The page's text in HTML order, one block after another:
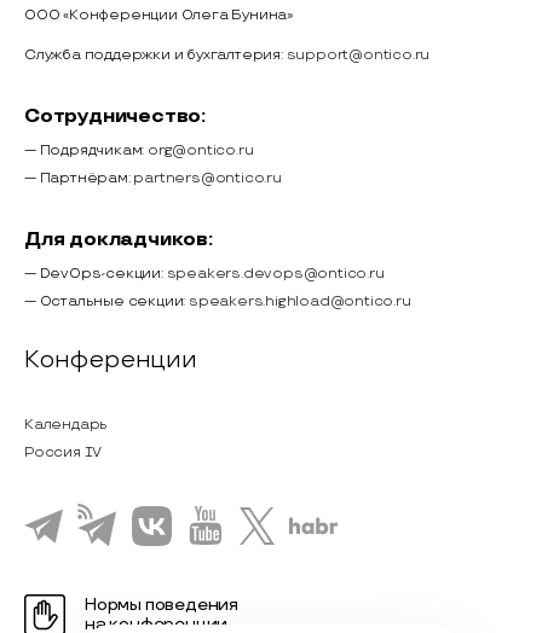
ООО «Конференции Олега Бунина»
Служба поддержки и бухгалтерия: support@ontico.ru
Сотрудничество:
— Подрядчикам: org@ontico.ru
— Партнёрам: partners@ontico.ru
Для докладчиков:
— DevOps-секции: speakers.devops@ontico.ru
— Остальные секции: speakers.highload@ontico.ru
Конференции
Календарь
Россия IV
Нормы поведения
на конференции